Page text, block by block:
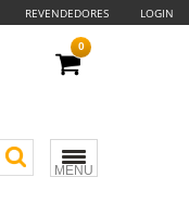
REVENDEDORES LOGIN
MENU
0